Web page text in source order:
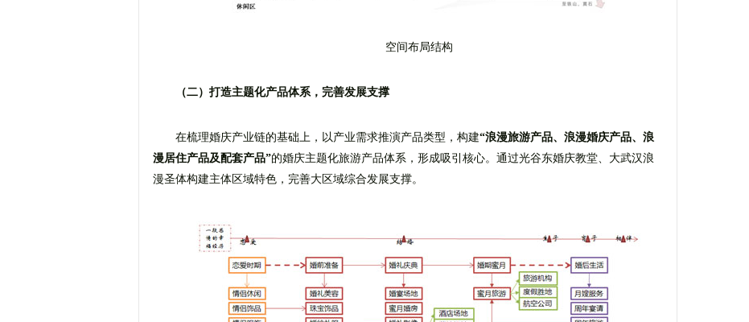
空间布局结构
（二）打造主题化产品体系，完善发展支撑
在梳理婚庆产业链的基础上，以产业需求推演产品类型，构建“浪漫旅游产品、浪漫婚庆产品、浪
漫居住产品及配套产品”的婚庆主题化旅游产品体系，形成吸引核心。通过光谷东婚庆教堂、大武汉浪
漫圣体构建主体区域特色，完善大区域综合发展支撑。